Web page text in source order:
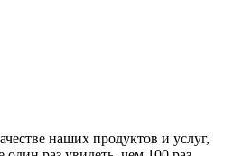
наших продуктов и услуг,